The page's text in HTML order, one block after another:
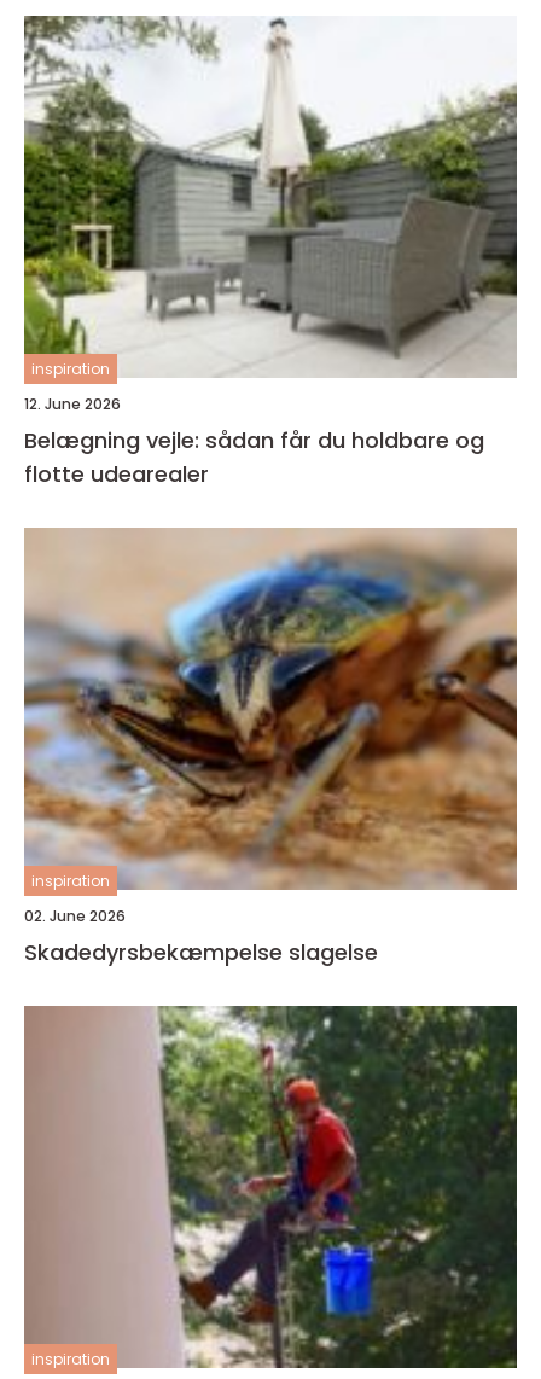
inspiration
12. June 2026
Belægning vejle: sådan får du holdbare og
flotte udearealer
inspiration
02. June 2026
Skadedyrsbekæmpelse slagelse
inspiration